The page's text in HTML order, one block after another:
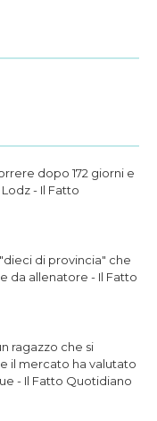
dopo 172 giorni e
- Il Fatto
di provincia" che
da allenatore - Il Fatto
ragazzo che si
il mercato ha valutato
- Il Fatto Quotidiano